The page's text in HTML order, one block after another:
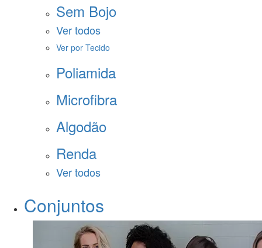
Sem Bojo
Ver todos
Ver por Tecido
Poliamida
Microfibra
Algodão
Renda
Ver todos
Conjuntos